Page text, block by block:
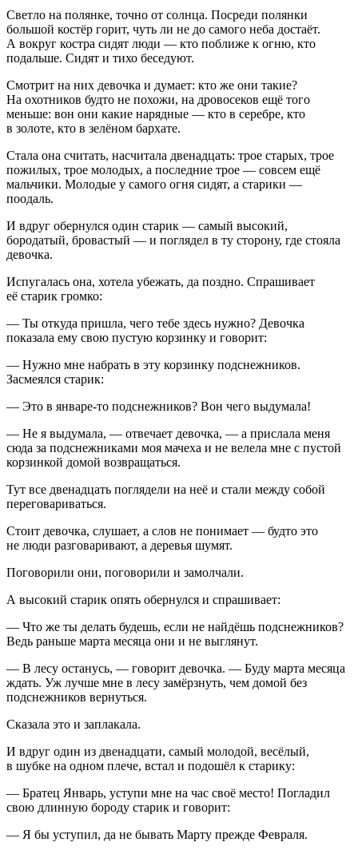
Светло на полянке, точно от солнца. Посреди полянки
большой костёр горит, чуть ли не до самого неба достаёт.
А вокруг костра сидят люди — кто поближе к огню, кто
подальше. Сидят и тихо беседуют.
Смотрит на них девочка и думает: кто же они такие?
На охотников будто не похожи, на дровосеков ещё того
меньше: вон они какие нарядные — кто в серебре, кто
в золоте, кто в зелёном бархате.
Стала она считать, насчитала двенадцать: трое старых, трое
пожилых, трое молодых, а последние трое — совсем ещё
мальчики. Молодые у самого огня сидят, а старики —
поодаль.
И вдруг обернулся один старик — самый высокий,
бородатый, бровастый — и поглядел в ту сторону, где стояла
девочка.
Испугалась она, хотела убежать, да поздно. Спрашивает
её старик громко:
— Ты откуда пришла, чего тебе здесь нужно? Девочка
показала ему свою пустую корзинку и говорит:
— Нужно мне набрать в эту корзинку подснежников.
Засмеялся старик:
— Это в январе-то подснежников? Вон чего выдумала!
— Не я выдумала, — отвечает девочка, — а прислала меня
сюда за подснежниками моя мачеха и не велела мне с пустой
корзинкой домой возвращаться.
Тут все двенадцать поглядели на неё и стали между собой
переговариваться.
Стоит девочка, слушает, а слов не понимает — будто это
не люди разговаривают, а деревья шумят.
Поговорили они, поговорили и замолчали.
А высокий старик опять обернулся и спрашивает:
— Что же ты делать будешь, если не найдёшь подснежников?
Ведь раньше марта месяца они и не выглянут.
— В лесу останусь, — говорит девочка. — Буду марта месяца
ждать. Уж лучше мне в лесу замёрзнуть, чем домой без
подснежников вернуться.
Сказала это и заплакала.
И вдруг один из двенадцати, самый молодой, весёлый,
в шубке на одном плече, встал и подошёл к старику:
— Братец Январь, уступи мне на час своё место! Погладил
свою длинную бороду старик и говорит:
— Я бы уступил, да не бывать Марту прежде Февраля.